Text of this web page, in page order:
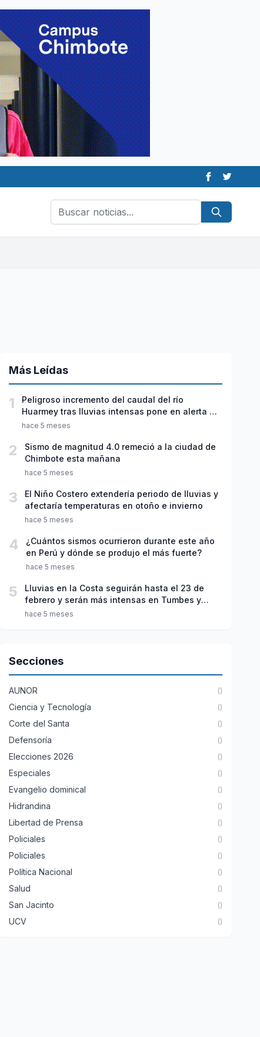
Más Leídas
1
Peligroso incremento del caudal del río
Huarmey tras lluvias intensas pone en alerta a
autoridades
hace 5 meses
2
Sismo de magnitud 4.0 remeció a la ciudad de
Chimbote esta mañana
hace 5 meses
3
El Niño Costero extendería periodo de lluvias y
afectaría temperaturas en otoño e invierno
hace 5 meses
4
¿Cuántos sismos ocurrieron durante este año
en Perú y dónde se produjo el más fuerte?
hace 5 meses
5
Lluvias en la Costa seguirán hasta el 23 de
febrero y serán más intensas en Tumbes y
Piura
hace 5 meses
Secciones
AUNOR ()
Ciencia y Tecnología ()
Corte del Santa ()
Defensoría ()
Elecciones 2026 ()
Especiales ()
Evangelio dominical ()
Hidrandina ()
Libertad de Prensa ()
Policiales ()
Policiales ()
Política Nacional ()
Salud ()
San Jacinto ()
UCV ()